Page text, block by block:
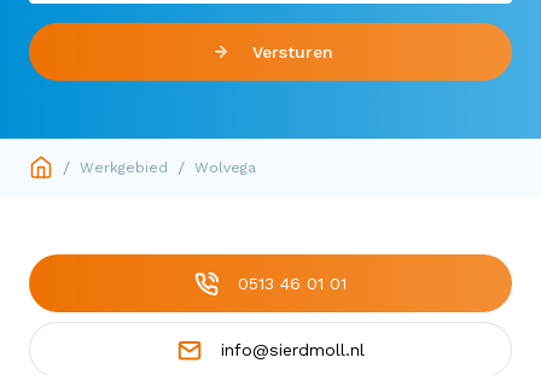
Versturen
/ Werkgebied / Wolvega
0513 46 01 01
info@sierdmoll.nl